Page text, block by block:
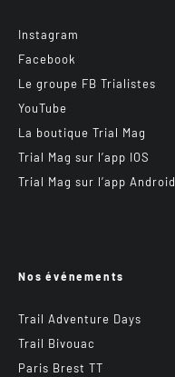
Instagram
Facebook
Le groupe FB Trialistes
YouTube
La boutique Trial Mag
Trial Mag sur l’app IOS
Trial Mag sur l’app Android
Nos événements
Trail Adventure Days
Trail Bivouac
Paris Brest TT